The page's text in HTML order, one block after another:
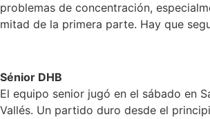
problemas de concentración,
mitad de la primera parte. Hay que
Sénior DHB
El equipo senior jugó en el sábado en
Vallés. Un partido duro desde el